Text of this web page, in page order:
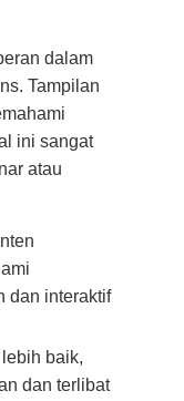
dalam
Tampilan
ini sangat
atau
dan interaktif
baik,
dan terlibat